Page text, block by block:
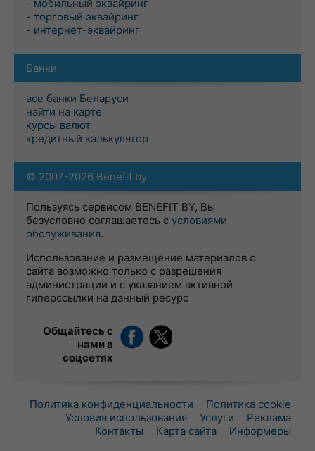
- мобильный эквайринг
- торговый эквайринг
- интернет-эквайринг
Банки
все банки Беларуси
найти на карте
курсы валют
кредитный калькулятор
© 2007-2026 Benefit.by
Пользуясь сервисом BENEFIT BY, Вы
безусловно соглашаетесь с условиями
обслуживания.
Использование и размещение материалов с
сайта возможно только с разрешения
администрации и с указанием активной
гиперссылки на данный ресурс
Общайтесь с
нами в
соцсетях
Политика конфиденциальности
Политика cookie
Условия использования
Услуги
Реклама
Контакты
Карта сайта Информеры